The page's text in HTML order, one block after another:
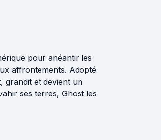
pour anéantir les
affrontements. Adopté
grandit et devient un
ses terres, Ghost les